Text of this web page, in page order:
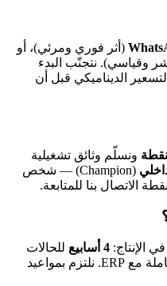
(أثر فوري ومرئي)، أو
وقياسي). نتجنّب البدء
الديناميكي قبل أن
ونسلّم وثائق تشغيلية
(Champion) — شخص
الاتصال بنا للمتابعة.
الإنتاج:4 أسابيع
للحالات
للحالات المتكاملة مع ERP. نلتزم بمواعيد